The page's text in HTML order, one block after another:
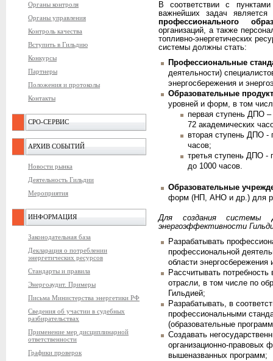
Органы контроля
Органы управления
Контроль качества
Вступить в Гильдию
Конкурсы
Партнеры
Положения и протоколы
Контакты
СРО-СЕРВИС
АРХИВ СОБЫТИЙ
Новости рынка
Деятельность Гильдии
Мероприятия
ИНФОРМАЦИЯ
Законодательная база
Декларация о потреблении
энергетических ресурсов
Стандарты и правила
Энергоаудит. Примеры
Письма Министерства энергетики РФ
Сведения об участии в судебных
разбирательствах
Применение мер дисциплинарной
ответственности
Графики проверок
В соответствии с
важнейших задач является
профессионального
организаций, а также
топливно-энергетических
системы должны стать:
Профессиональные
деятельности)
энергосбережения и
Образовательные
уровней и форм, в том
первая ступень ДПО –
72 академических
вторая ступень ДПО -
часов;
третья ступень ДПО -
до 1000 часов.
Образовательные
форм (НП, АНО и др.) для
Для создания системы
энергоэффективности
Разрабатывать
профессиональной
области
Рассчитывать
отрасли, в том числе по
Гильдией;
Разрабатывать, в
профессиональными
(образовательные
Создавать
организационно-
вышеназванных программ;